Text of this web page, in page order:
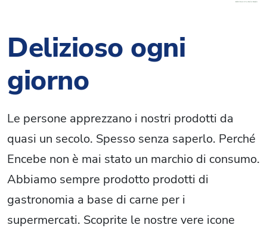
Delizioso ogni
giorno
Le persone apprezzano i nostri prodotti da
quasi un secolo. Spesso senza saperlo. Perché
Encebe non è mai stato un marchio di consumo.
Abbiamo sempre prodotto prodotti di
gastronomia a base di carne per i
supermercati. Scoprite le nostre vere icone